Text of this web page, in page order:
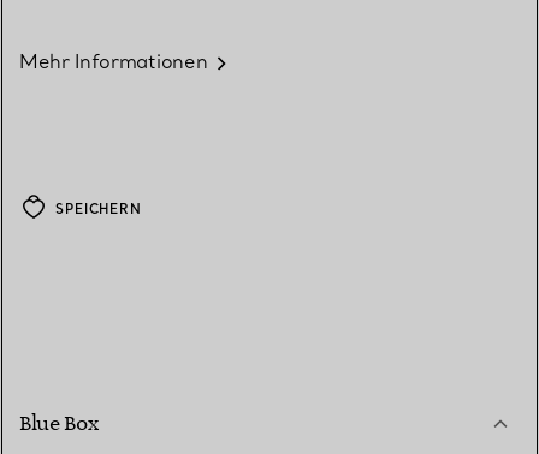
Mehr Informationen
SPEICHERN
Blue Box